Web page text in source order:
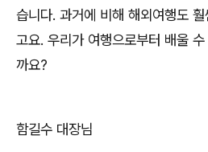
습니다. 과거에 비해 해외여행도
고요. 우리가 여행으로부터 배울
까요?
함길수 대장님